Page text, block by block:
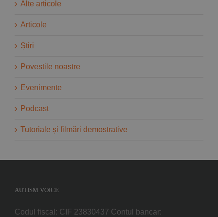
Alte articole
Articole
Știri
Povestile noastre
Evenimente
Podcast
Tutoriale și filmări demostrative
AUTISM VOICE
Codul fiscal: CIF 23830437 Contul bancar: